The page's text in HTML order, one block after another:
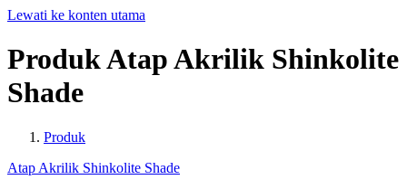
Lewati ke konten utama
ProdukAtapAkrilik Shinkolite
Shade
Produk
Atap Akrilik Shinkolite Shade